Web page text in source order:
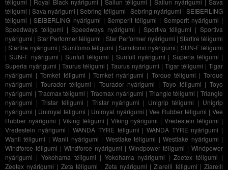
téligumi | Sava nyárigumi |Sebring téligumi |Sebring nyárigumi |SEIBERLING
téligumi |SEIBERLING nyárigumi |Semperit téligumi | Semperit nyárigumi |
Speedways téligumi |Speedways nyárigumi | Sportiva téligumi |Sportiva
nyárigumi |Star Performer téligumi | Star Performer nyárigumi | Starfire téligumi
|Starfire nyárigumi |Sumitomo téligumi | Sumitomo nyárigumi | SUN-F téligumi
|SUN-F nyárigumi | Sunfull téligumi | Sunfull nyárigumi | Superia téligumi |
Superia nyárigumi |Taurus téligumi | Taurus nyárigumi | Tigar téligumi |Tigar
nyárigumi |Tomket téligumi | Tomket nyárigumi | Torque téligumi |Torque
nyárigumi |Tourador téligumi | Tourador nyárigumi |Toyo téligumi |Toyo
nyárigumi | Tracmax téligumi |Tracmax nyárigumi | Triangle téligumi |Triangle
nyárigumi | Tristar téligumi | Tristar nyárigumi | Unigrip téligumi | Unigrip
nyárigumi | Uniroyal téligumi | Uniroyal nyárigumi |Vee Rubber téligumi |Vee
Rubber nyárigumi | Viking téligumi | Viking nyárigumi |Vredestein téligumi |
Vredestein nyárigumi |WANDA TYRE téligumi | WANDA TYRE nyárigumi |
Wanli téligumi |Wanli nyárigumi | Westlake téligumi |Westlake nyárigumi |
Windforce téligumi | Windforce nyárigumi | Windpower téligumi | Windpower
nyárigumi | Yokohama téligumi | Yokohama nyárigumi |Zeetex téligumi |
Zeetex nyárigumi | Zeta téligumi | Zeta nyárigumi |Ziarelli téligumi | Ziarelli